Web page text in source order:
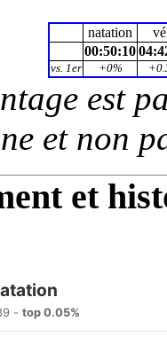
natation
00:50:10
vs. 1er +0%
est
et non
et
- top 0.05%